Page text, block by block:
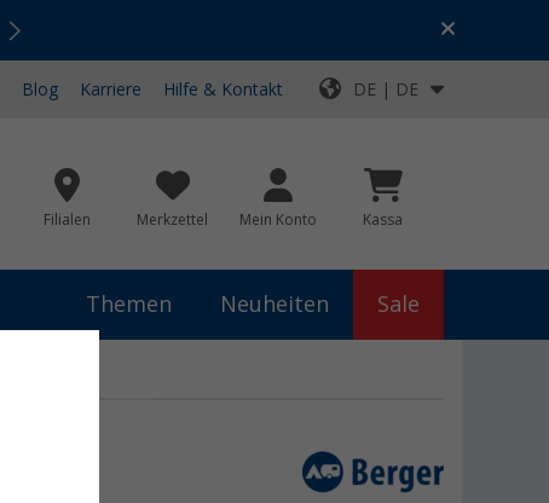
Top-Deals für dein Abenteuer!
Blog Karriere Hilfe & Kontakt DE | DE
Filialen Merkzettel Mein Konto Kassa
Themen Neuheiten Sale